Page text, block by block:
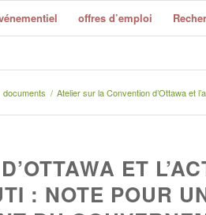
offres d’emploi
documents / Atelier sur la Convention d’Ottawa et
ET
: NOTE POUR